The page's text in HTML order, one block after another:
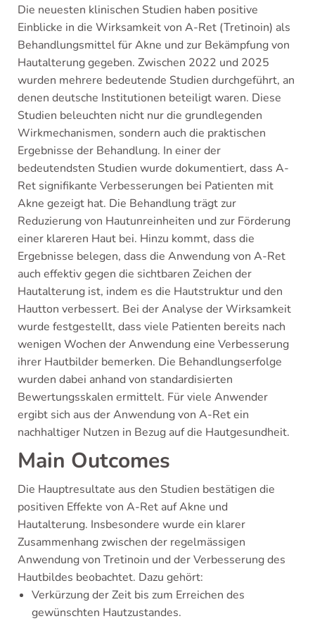
Die neuesten klinischen Studien haben positive
Einblicke in die Wirksamkeit von A-Ret (Tretinoin) als
Behandlungsmittel für Akne und zur Bekämpfung von
Hautalterung gegeben. Zwischen 2022 und 2025
wurden mehrere bedeutende Studien durchgeführt, an
denen deutsche Institutionen beteiligt waren. Diese
Studien beleuchten nicht nur die grundlegenden
Wirkmechanismen, sondern auch die praktischen
Ergebnisse der Behandlung. In einer der
bedeutendsten Studien wurde dokumentiert, dass A-
Ret signifikante Verbesserungen bei Patienten mit
Akne gezeigt hat. Die Behandlung trägt zur
Reduzierung von Hautunreinheiten und zur Förderung
einer klareren Haut bei. Hinzu kommt, dass die
Ergebnisse belegen, dass die Anwendung von A-Ret
auch effektiv gegen die sichtbaren Zeichen der
Hautalterung ist, indem es die Hautstruktur und den
Hautton verbessert. Bei der Analyse der Wirksamkeit
wurde festgestellt, dass viele Patienten bereits nach
wenigen Wochen der Anwendung eine Verbesserung
ihrer Hautbilder bemerken. Die Behandlungserfolge
wurden dabei anhand von standardisierten
Bewertungsskalen ermittelt. Für viele Anwender
ergibt sich aus der Anwendung von A-Ret ein
nachhaltiger Nutzen in Bezug auf die Hautgesundheit.
Main Outcomes
Die Hauptresultate aus den Studien bestätigen die
positiven Effekte von A-Ret auf Akne und
Hautalterung. Insbesondere wurde ein klarer
Zusammenhang zwischen der regelmässigen
Anwendung von Tretinoin und der Verbesserung des
Hautbildes beobachtet. Dazu gehört:
Verkürzung der Zeit bis zum Erreichen des
gewünschten Hautzustandes.